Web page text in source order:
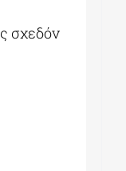
σχεδόν